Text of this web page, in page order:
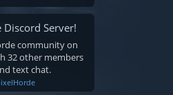
Server!
community on
32 other members
text chat.